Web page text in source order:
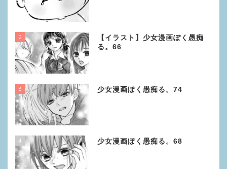
2
【イラスト】少女漫画ぽく愚痴
る。66
3 少女漫画ぽく愚痴る。74
4 少女漫画ぽく愚痴る。68